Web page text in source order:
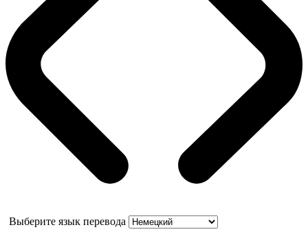
Выберите язык перевода